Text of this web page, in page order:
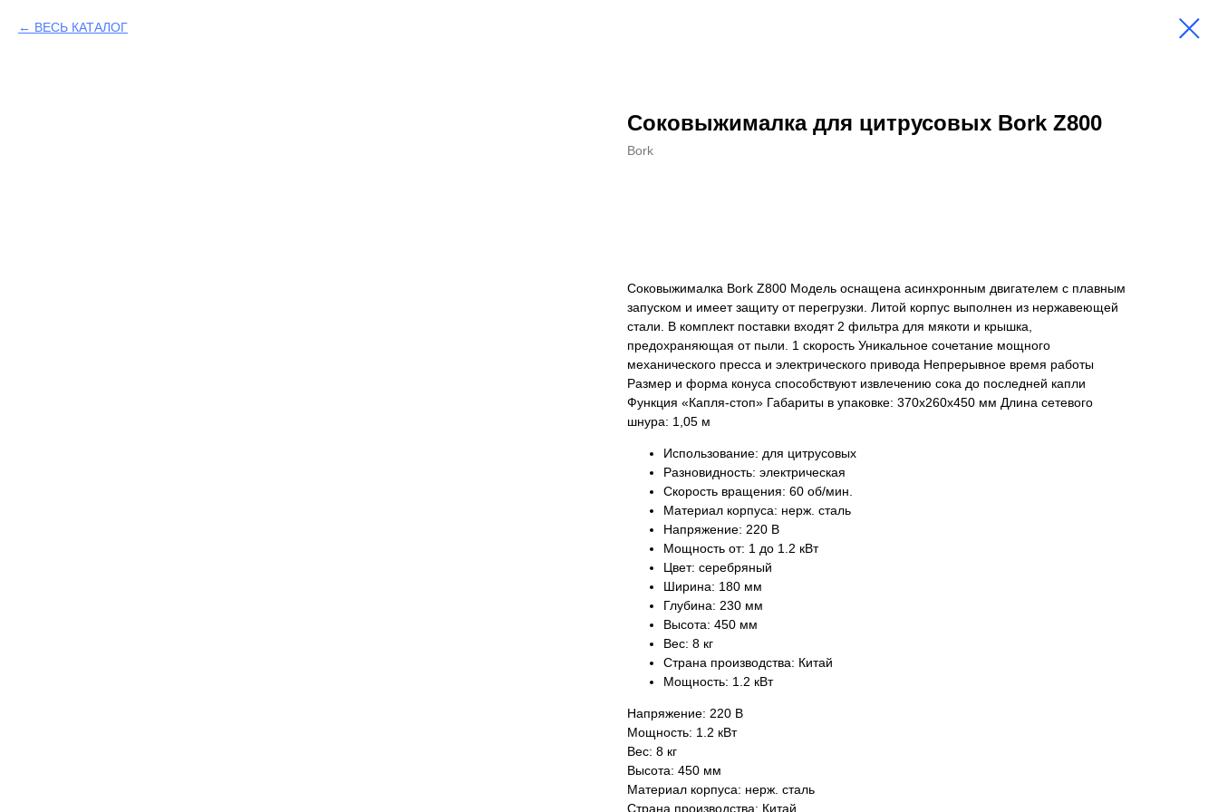
ВЕСЬ КАТАЛОГ
Соковыжималка для цитрусовых Bork Z800
Bork
Соковыжималка Bork Z800 Модель оснащена асинхронным двигателем с плавным
запуском и имеет защиту от перегрузки. Литой корпус выполнен из нержавеющей
стали. В комплект поставки входят 2 фильтра для мякоти и крышка,
предохраняющая от пыли. 1 скорость Уникальное сочетание мощного
механического пресса и электрического привода Непрерывное время работы
Размер и форма конуса способствуют извлечению сока до последней капли
Функция «Капля-стоп» Габариты в упаковке: 370х260х450 мм Длина сетевого
шнура: 1,05 м
Использование: для цитрусовых
Разновидность: электрическая
Скорость вращения: 60 об/мин.
Материал корпуса: нерж. сталь
Напряжение: 220 В
Мощность от: 1 до 1.2 кВт
Цвет: серебряный
Ширина: 180 мм
Глубина: 230 мм
Высота: 450 мм
Вес: 8 кг
Страна производства: Китай
Мощность: 1.2 кВт
Напряжение: 220 В
Мощность: 1.2 кВт
Вес: 8 кг
Высота: 450 мм
Материал корпуса: нерж. сталь
Страна производства: Китай